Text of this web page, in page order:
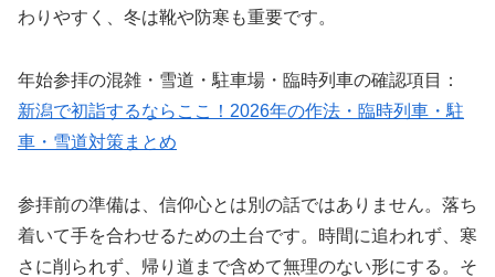
わりやすく、冬は靴や防寒も重要です。
年始参拝の混雑・雪道・駐車場・臨時列車の確認項目：
新潟で初詣するならここ！2026年の作法・臨時列車・駐
車・雪道対策まとめ
参拝前の準備は、信仰心とは別の話ではありません。落ち
着いて手を合わせるための土台です。時間に追われず、寒
さに削られず、帰り道まで含めて無理のない形にする。そ